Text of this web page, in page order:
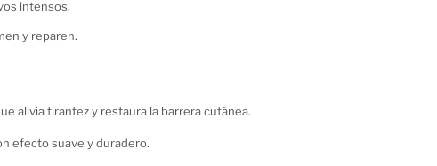
intensos.
y reparen.
alivia tirantez y restaura la barrera cutánea.
efecto suave y duradero.